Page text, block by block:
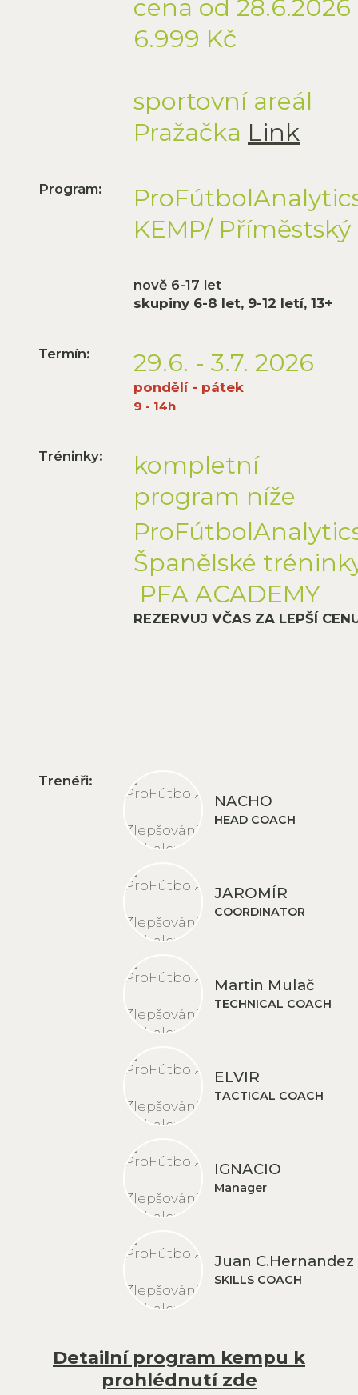
cena od 28.6.2026
6.999 Kč
sportovní areál
Pražačka Link
Program:
KEMP/ Příměstský
nově 6-17 let
skupiny 6-8 let, 9-12 letí, 13+
Termín: 29.6. - 3.7. 2026
pondělí - pátek
9 - 14h
Tréninky:
kompletní
program níže
Španělské
PFA ACADEMY
REZERVUJ VČAS ZA LEPŠÍ
Trenéři:
NACHO
HEAD COACH
JAROMÍR
COORDINATOR
Martin Mulač
TECHNICAL COACH
ELVIR
TACTICAL COACH
IGNACIO
Manager
Juan C.Hernandez
SKILLS COACH
Detailní program kempu k
prohlédnutí zde